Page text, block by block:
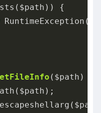
{
RuntimeException(
($path)